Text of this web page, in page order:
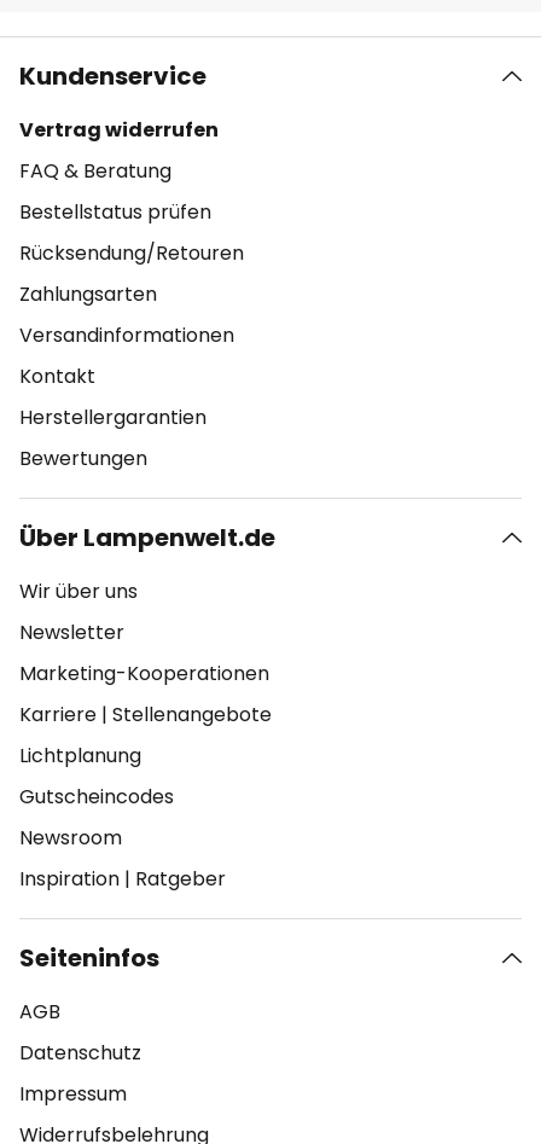
Kundenservice
Vertrag widerrufen
FAQ & Beratung
Bestellstatus prüfen
Rücksendung/Retouren
Zahlungsarten
Versandinformationen
Kontakt
Herstellergarantien
Bewertungen
Über Lampenwelt.de
Wir über uns
Newsletter
Marketing-Kooperationen
Karriere | Stellenangebote
Lichtplanung
Gutscheincodes
Newsroom
Inspiration | Ratgeber
Seiteninfos
AGB
Datenschutz
Impressum
Widerrufsbelehrung